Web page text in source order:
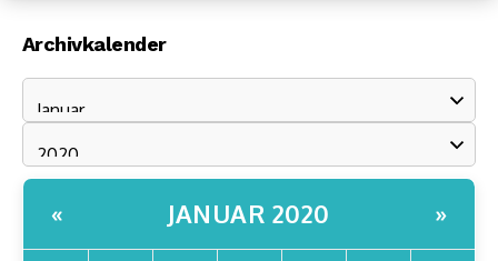
Archivkalender
« JANUAR 2020 »